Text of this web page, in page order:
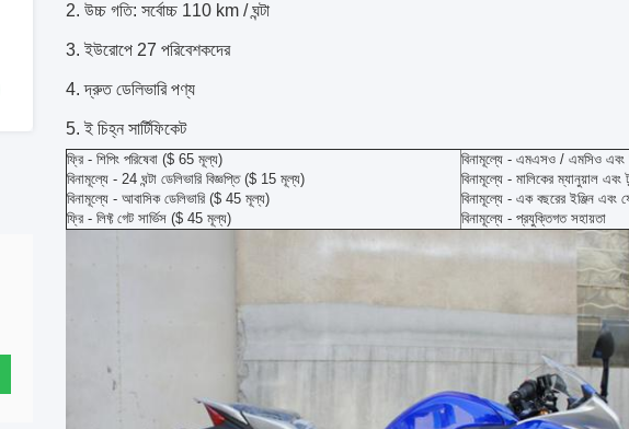
2. উচ্চ গতি: সর্বোচ্চ 110 km / ঘন্টা
3. ইউরোপে 27 পরিবেশকদের
4. দ্রুত ডেলিভারি পণ্য
5. ই চিহ্ন সার্টিফিকেট
ফ্রি - শিপিং পরিষেবা ($ 65 মূল্য)
বিনামূল্যে - 24 ঘন্টা ডেলিভারি বিজ্ঞপ্তি ($ 15 মূল্য)
বিনামূল্যে - আবাসিক ডেলিভারি ($ 45 মূল্য)
ফ্রি - লিফ্ট গেট সার্ভিস ($ 45 মূল্য)
বিনামূল্যে - এমএসও / এমসিও এবং
বিনামূল্যে - মালিকের ম্যানুয়াল
বিনামূল্যে - এক বছরের ইঞ্জিন এবং
বিনামূল্যে - প্রযুক্তিগত সহায়তা